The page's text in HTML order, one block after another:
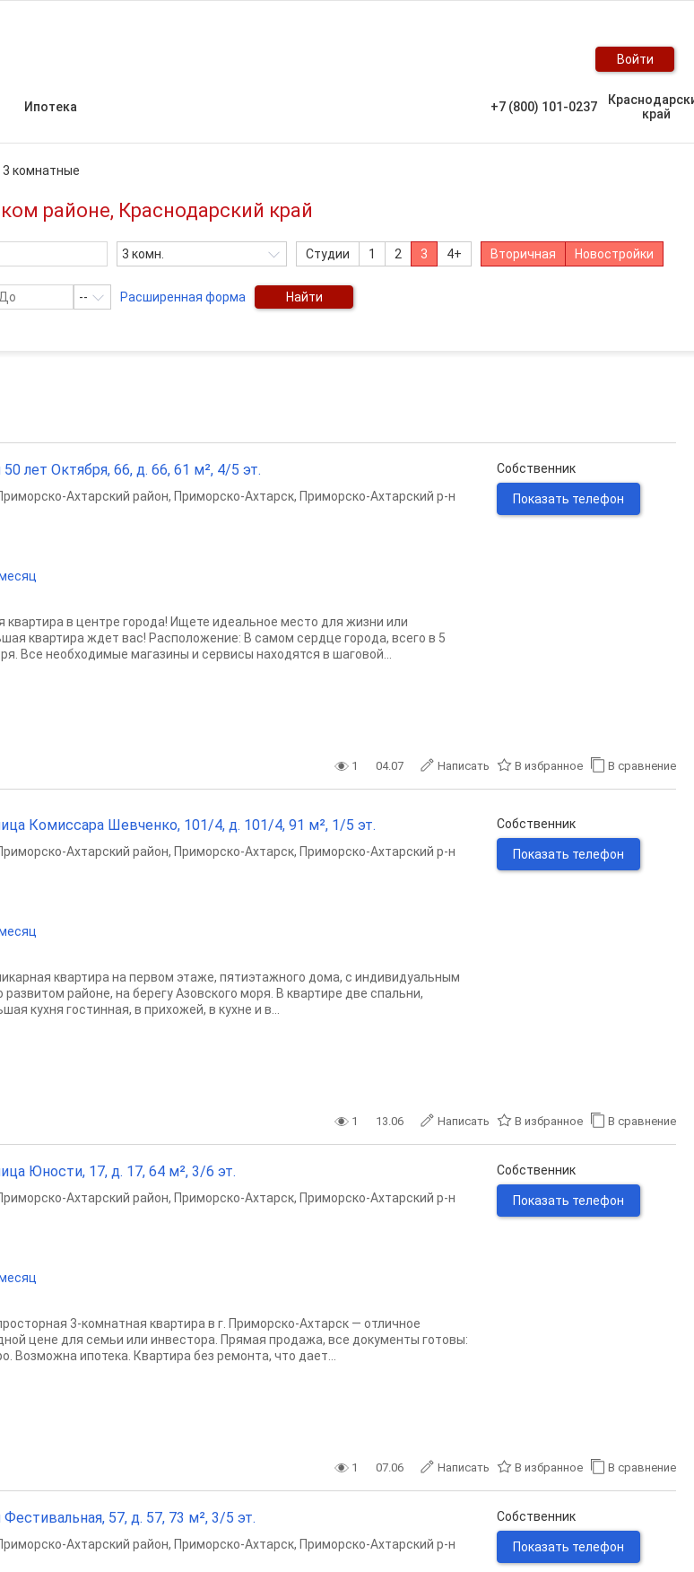
Войти
Ипотека +7 (800) 101-0237
край
3 комнатные
районе, Краснодарский край
3 комн. Студии 1 2 3 4+ Вторичная Новостройки
-- Расширенная форма Найти
лет Октября, 66, д. 66, 61 м², 4/5 эт.
Ахтарский район, Приморско-Ахтарск, Приморско-Ахтарский р-н
квартира в центре города! Ищете идеальное место для жизни или
квартира ждет вас! Расположение: В самом сердце города, всего в 5
Все необходимые магазины и сервисы находятся в шаговой...
Собственник
Показать телефон
1 04.07 Написать В избранное В сравнение
Комиссара Шевченко, 101/4, д. 101/4, 91 м², 1/5 эт.
Ахтарский район, Приморско-Ахтарск, Приморско-Ахтарский р-н
квартира на первом этаже, пятиэтажного дома, с индивидуальным
районе, на берегу Азовского моря. В квартире две спальни,
кухня гостинная, в прихожей, в кухне и в...
Собственник
Показать телефон
1 13.06 Написать В избранное В сравнение
Юности, 17, д. 17, 64 м², 3/6 эт.
Ахтарский район, Приморско-Ахтарск, Приморско-Ахтарский р-н
3-комнатная квартира в г. Приморско-Ахтарск — отличное
цене для семьи или инвестора. Прямая продажа, все документы готовы:
Возможна ипотека. Квартира без ремонта, что дает...
Собственник
Показать телефон
1 07.06 Написать В избранное В сравнение
57, д. 57, 73 м², 3/5 эт.
Ахтарский район, Приморско-Ахтарск, Приморско-Ахтарский р-н
Собственник
Показать телефон